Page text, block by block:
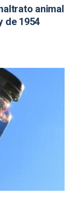
animal
de 1954